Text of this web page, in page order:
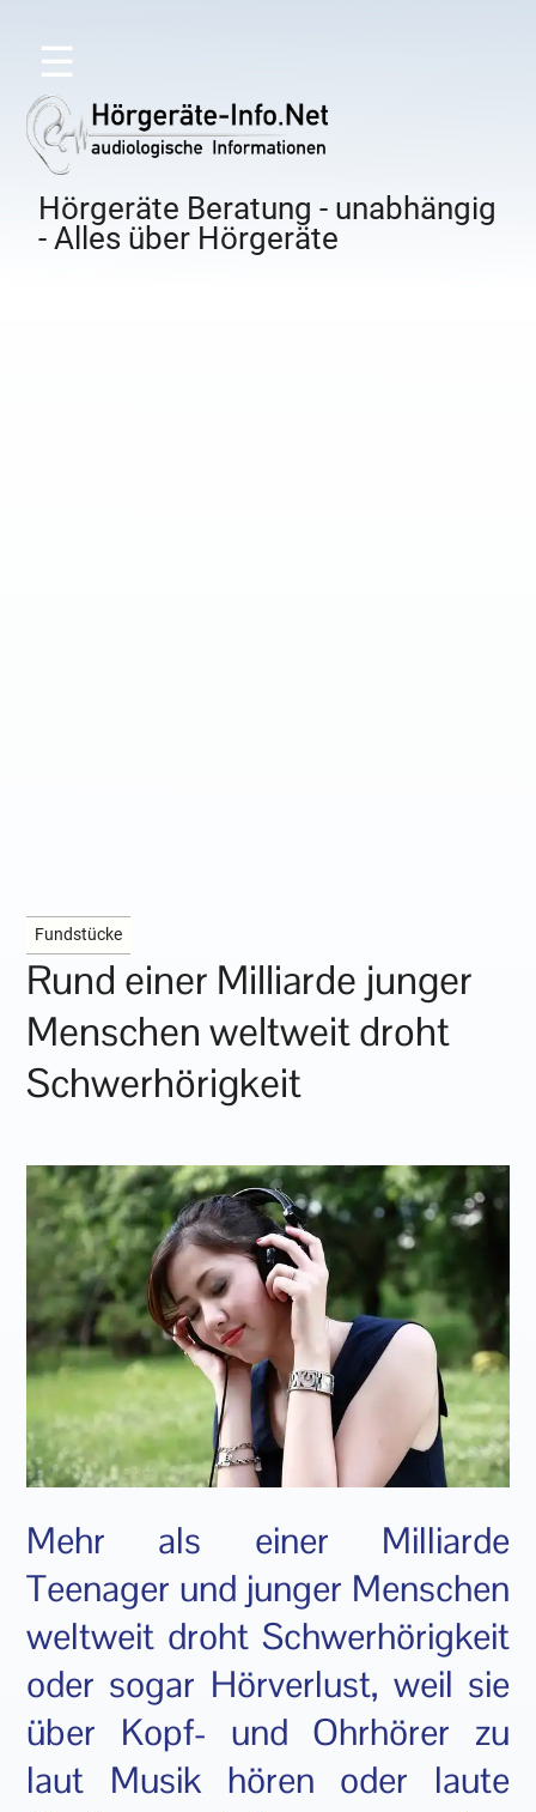
☰
Hörgeräte Beratung - unabhängig
- Alles über Hörgeräte
Fundstücke
Rund einer Milliarde junger
Menschen weltweit droht
Schwerhörigkeit
Mehr als einer Milliarde
Teenager und junger Menschen
weltweit droht Schwerhörigkeit
oder sogar Hörverlust, weil sie
über Kopf- und Ohrhörer zu
laut Musik hören oder laute